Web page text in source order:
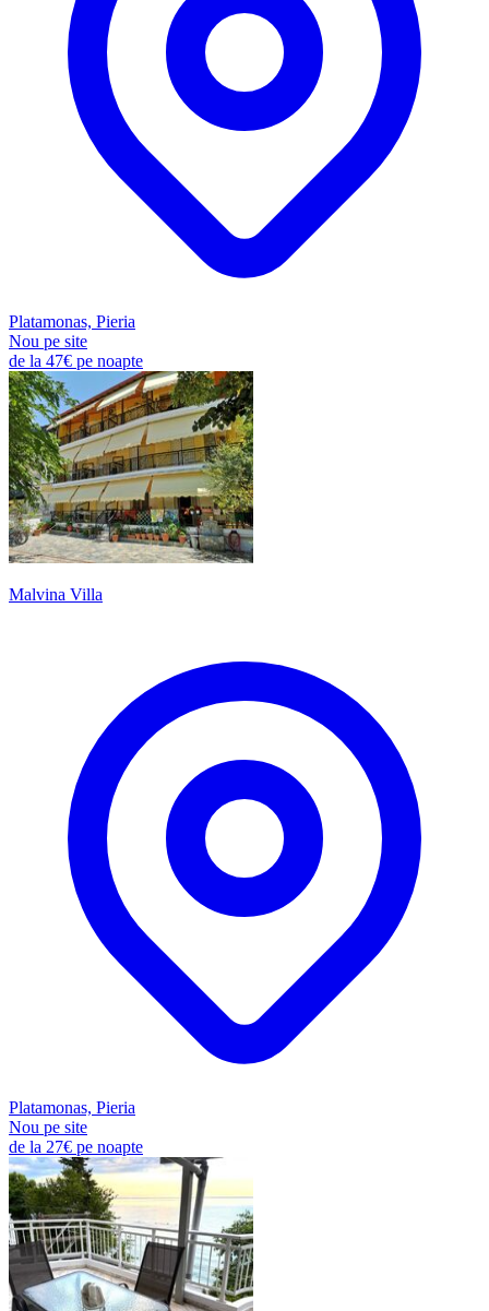
Platamonas, Pieria
Nou pe site
de la 47€ pe noapte
Malvina Villa
Platamonas, Pieria
Nou pe site
de la 27€ pe noapte